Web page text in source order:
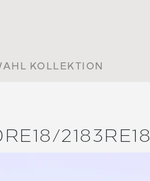
KOLLEKTION
2183RE18